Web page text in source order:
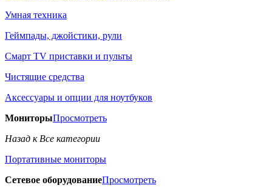
Умная техника
Геймпады, джойстики, рули
Смарт TV приставки и пульты
Чистящие средства
Аксессуары и опции для ноутбуков
МониторыПросмотреть
Назад к Все категории
Портативные мониторы
Сетевое оборудованиеПросмотреть